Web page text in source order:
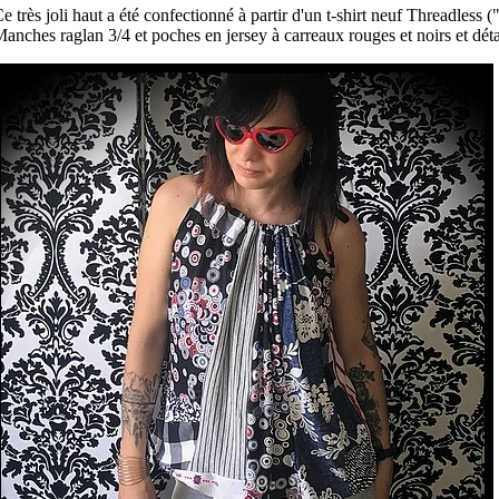
très joli haut a été confectionné à partir d'un t-shirt neuf Threadless
raglan 3/4 et poches en jersey à carreaux rouges et noirs et